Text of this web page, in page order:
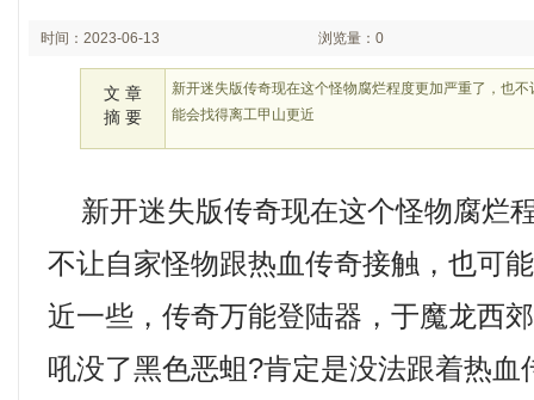
时间：2023-06-13 浏览量：0
文 章
摘 要
新开迷失版传奇现在这个怪物腐烂程度更加严重了，也
能会找得离工甲山更近
新开迷失版传奇现在这个怪物腐烂
不让自家怪物跟热血传奇接触，也可
近一些，传奇万能登陆器，于魔龙西
吼没了黑色恶蛆?肯定是没法跟着热血